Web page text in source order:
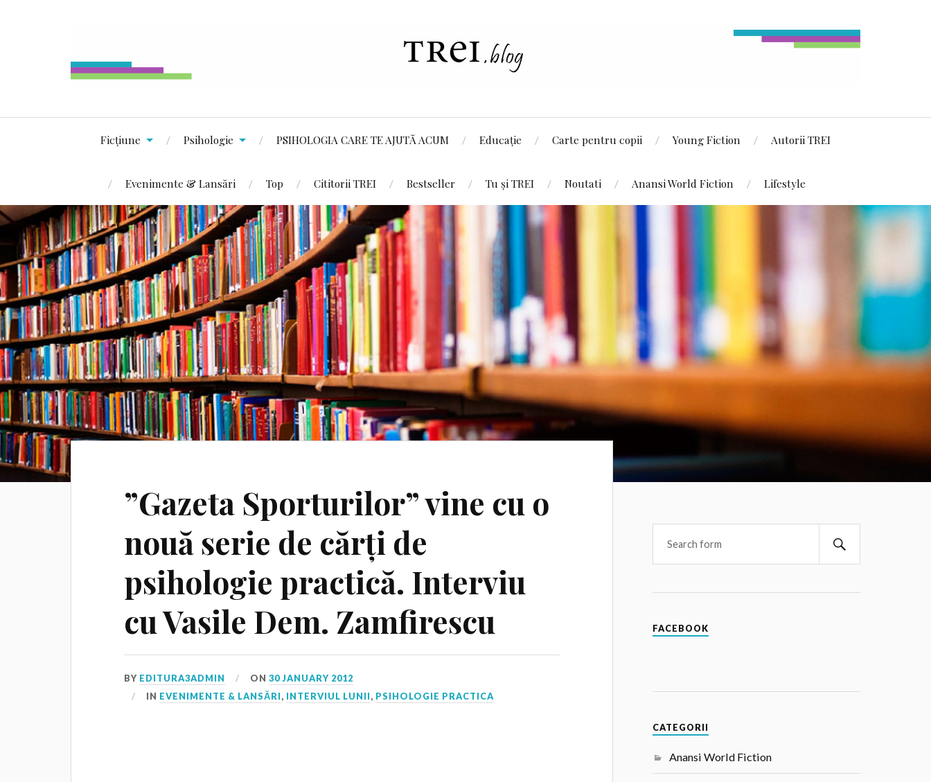
Ficțiune Psihologie PSIHOLOGIA CARE TE AJUTĂ ACUM Educație Carte pentru copii Young Fiction Autorii TREI
Evenimente & Lansări Top Cititorii TREI Bestseller Tu și TREI Noutati Anansi World Fiction Lifestyle
”Gazeta Sporturilor” vine cu o
nouă serie de cărți de
psihologie practică. Interviu
cu Vasile Dem. Zamfirescu
BY EDITURA3ADMIN ON30 JANUARY 2012
IN EVENIMENTE & LANSĂRI, INTERVIUL LUNII, PSIHOLOGIE PRACTICA
FACEBOOK
CATEGORII
Anansi World Fiction